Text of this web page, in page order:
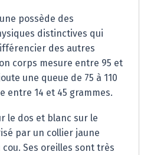
possède des
distinctives qui
des autres
corps mesure entre 95 et
une queue de 75 à 110
entre 14 et 45 grammes.
le dos et blanc sur le
par un collier jaune
Ses oreilles sont très